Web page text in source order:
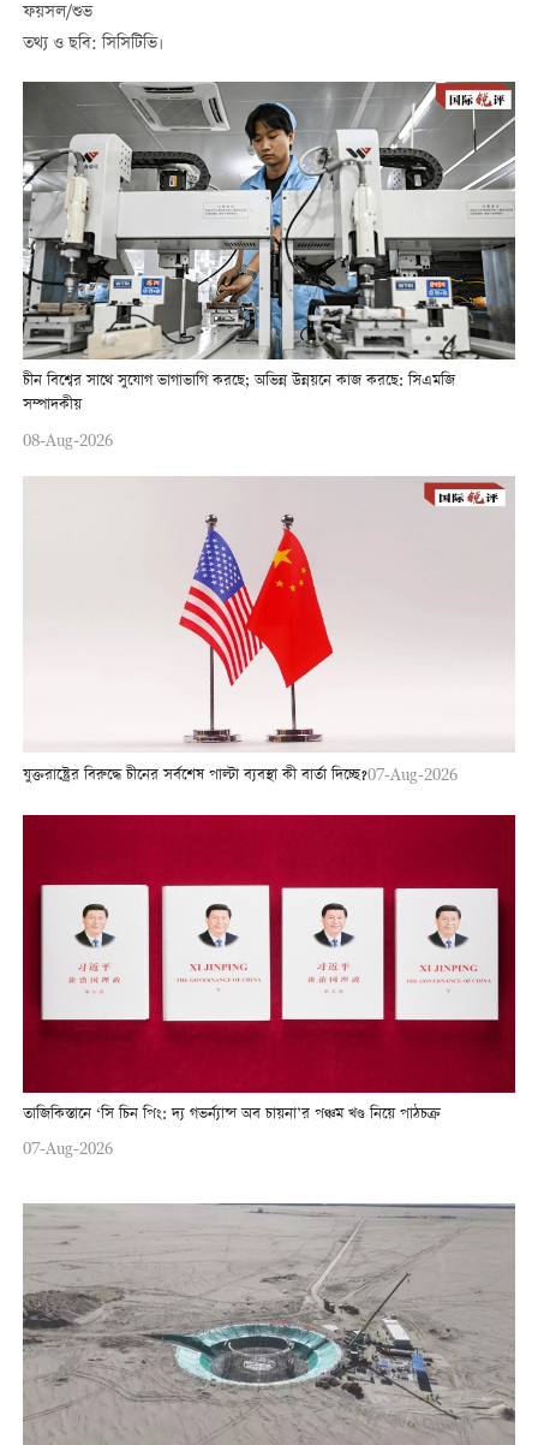
ফয়সল/শুভ
তথ্য ও ছবি: সিসিটিভি।
চীন বিশ্বের সাথে সুযোগ ভাগাভাগি করছে; অভিন্ন উন্নয়নে কাজ করছে: সিএমজি
সম্পাদকীয়
08-Aug-2026
যুক্তরাষ্ট্রের বিরুদ্ধে চীনের সর্বশেষ পাল্টা ব্যবস্থা কী বার্তা দিচ্ছে?07-Aug-2026
তাজিকিস্তানে ‘সি চিন পিং: দ্য গভর্ন্যান্স অব চায়না’র পঞ্চম খণ্ড নিয়ে পাঠচক্র
07-Aug-2026